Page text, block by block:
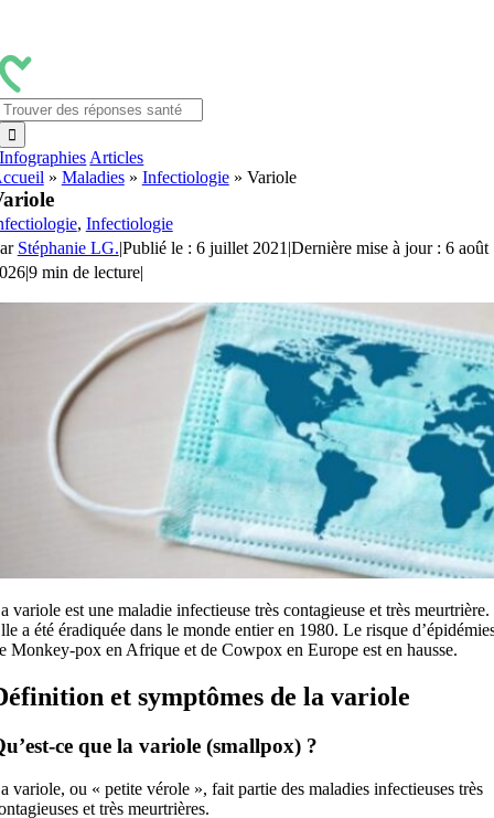
contenu
Infographies Articles
» Maladies» Infectiologie» Variole
, Infectiologie
Stéphanie LG.|Publié le : 6 juillet 2021 |Dernière mise à jour : 6 août
|9 min de lecture|
variole est une maladie infectieuse très contagieuse et très meurtrière.
a été éradiquée dans le monde entier en 1980. Le risque
Monkey-pox en Afrique et de Cowpox en Europe est en hausse.
et symptômes de la variole
ce que la variole (smallpox) ?
variole, ou « petite vérole », fait partie des maladies infectieuses très
et très meurtrières.